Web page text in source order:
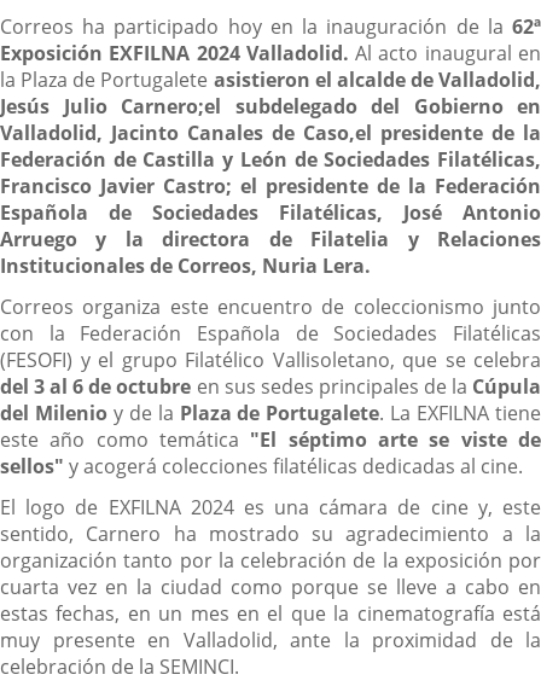
Correos ha participado hoy en la inauguración de la 62ª
Exposición EXFILNA 2024 Valladolid.Al acto inaugural en
la Plaza de Portugalete asistieron el alcalde de Valladolid,
Jesús Julio Carnero;el subdelegado del Gobierno en
Valladolid, Jacinto Canales de Caso,el presidente de la
Federación de Castilla y León de Sociedades Filatélicas,
Francisco Javier Castro; el presidente de la Federación
Española de Sociedades Filatélicas, José Antonio
Arruego y la directora de Filatelia y Relaciones
Institucionales de Correos, Nuria Lera.
Correos organiza este encuentro de coleccionismo junto
con la Federación Española de Sociedades Filatélicas
(FESOFI) y el grupo Filatélico Vallisoletano, que se celebra
del 3 al 6 de octubre en sus sedes principales de la Cúpula
del Milenioy de la Plaza de Portugalete. La EXFILNA tiene
este año como temática "El séptimo arte se viste de
sellos" y acogerá colecciones filatélicas dedicadas al cine.
El logo de EXFILNA 2024 es una cámara de cine y, este
sentido, Carnero ha mostrado su agradecimiento a la
organización tanto por la celebración de la exposición por
cuarta vez en la ciudad como porque se lleve a cabo en
estas fechas, en un mes en el que la cinematografía está
muy presente en Valladolid, ante la proximidad de la
celebración de la SEMINCI.